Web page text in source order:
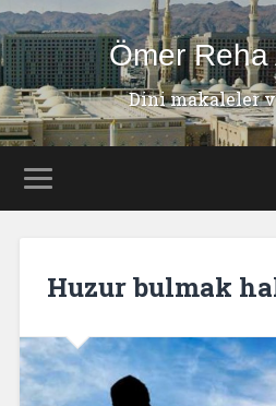
Ömer Reha
Dini makaleler
Huzur bulmak